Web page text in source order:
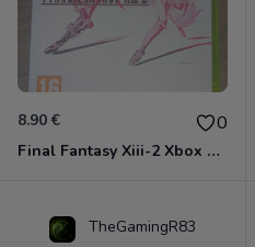
8.90 € 0
Final Fantasy Xiii-2 Xbox 360
TheGamingR83